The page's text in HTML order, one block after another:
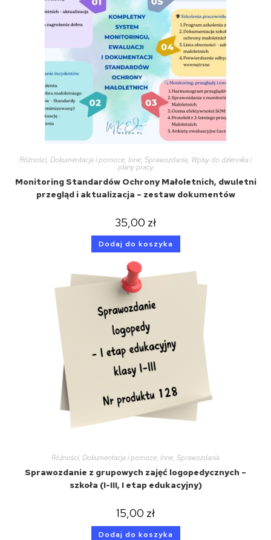
Różności, Dokumentacja i pomoce, Inne, Sprawozdania, Wpisy do dziennika i
plany pracy
Monitoring Standardów Ochrony Małoletnich, dwuletni
przegląd i aktualizacja – zestaw dokumentów
35,00 zł
Dodaj do koszyka
Różności, Dokumentacja i pomoce, Inne, Sprawozdania
Sprawozdanie z grupowych zajęć logopedycznych –
szkoła (I-III, I etap edukacyjny)
15,00 zł
Dodaj do koszyka